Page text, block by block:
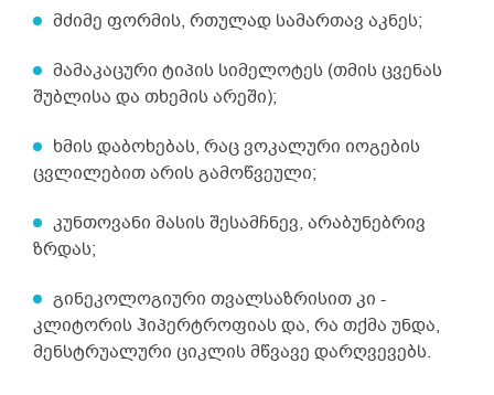
მძიმე ფორმის, რთულად სამართავ აკნეს;
მამაკაცური ტიპის სიმელოტეს (თმის ცვენას
შუბლისა და თხემის არეში);
ხმის დაბოხებას, რაც ვოკალური იოგების
ცვლილებით არის გამოწვეული;
კუნთოვანი მასის შესამჩნევ, არაბუნებრივ
ზრდას;
გინეკოლოგიური თვალსაზრისით კი -
კლიტორის ჰიპერტროფიას და, რა თქმა უნდა,
მენსტრუალური ციკლის მწვავე დარღვევებს.